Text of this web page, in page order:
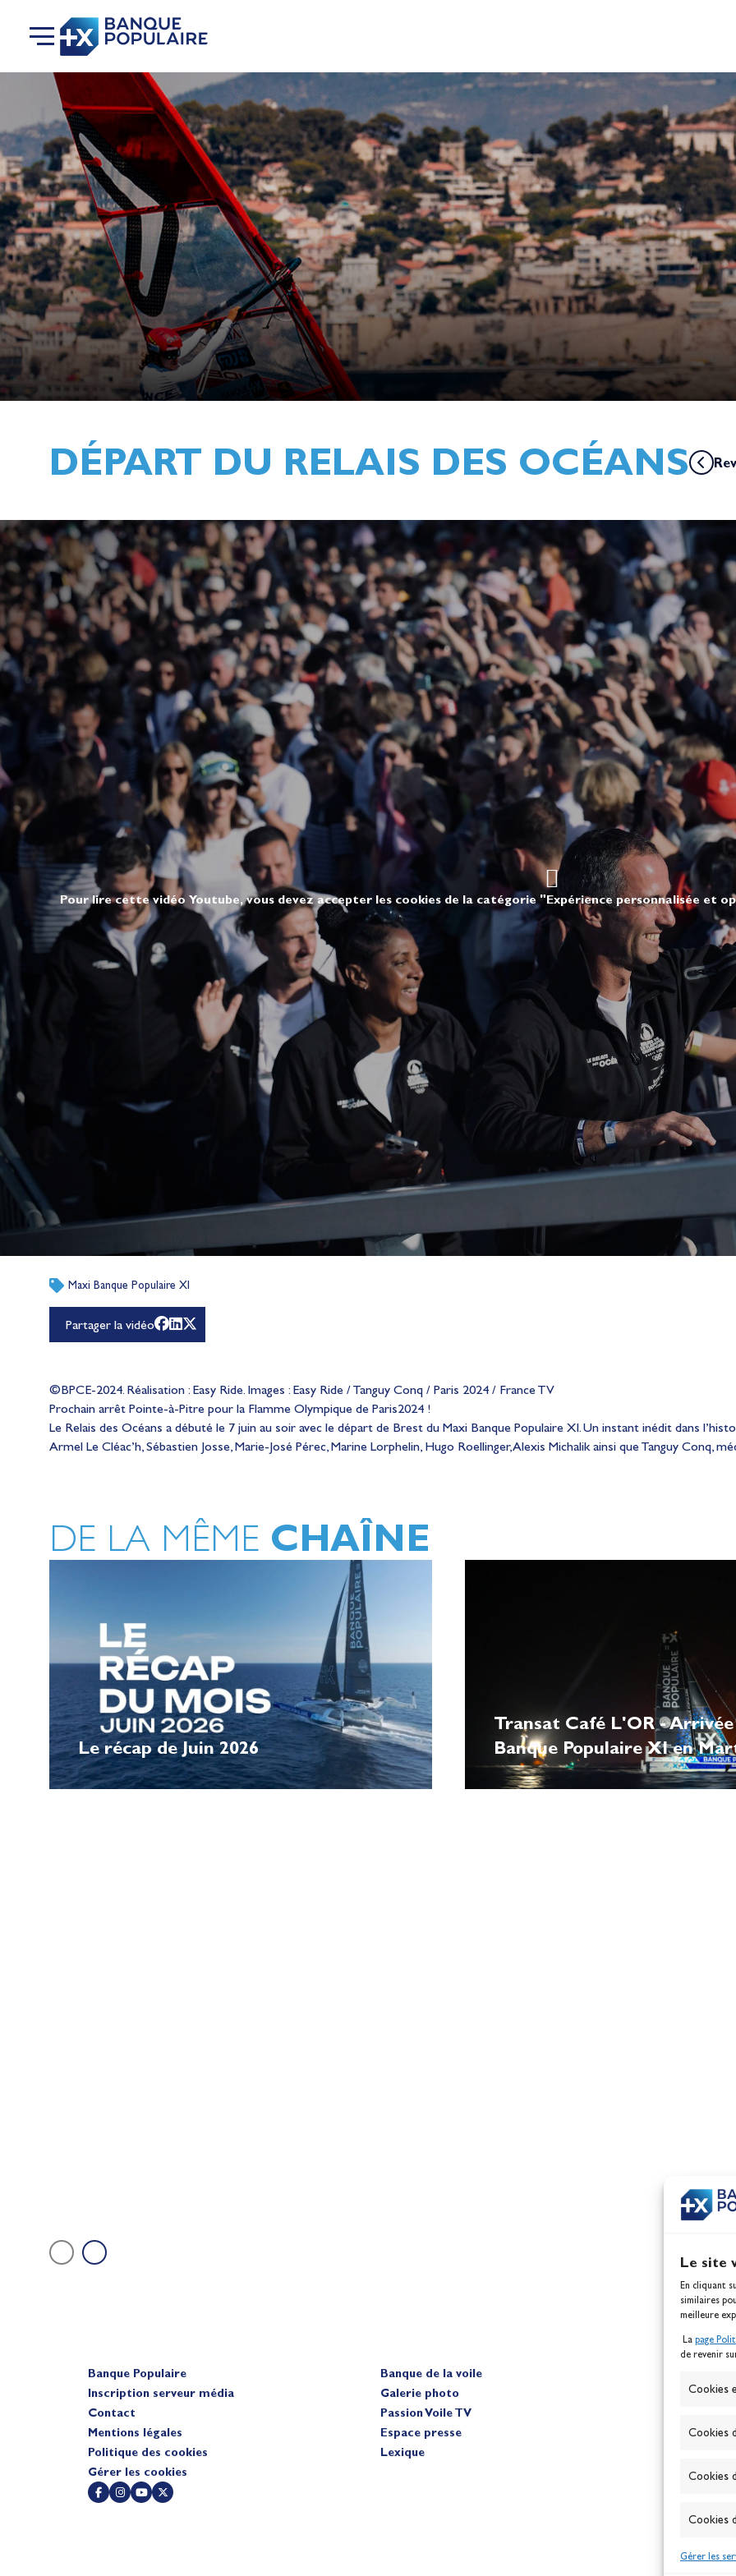
Le site
En cliquant
similaires
meilleure
La page
de revenir
Cookies
Cookies
Cookies
Cookies
Gérer les
DÉPART DU RELAIS DES OCÉANS
Pour lire cette vidéo Youtube, vous devez accepter les cookies de la catégorie "Expérience personnalisée et
Maxi Banque Populaire XI
Partager la vidéo
©BPCE-2024. Réalisation : Easy Ride. Images : Easy Ride / Tanguy Conq / Paris 2024 / France TV
Prochain arrêt Pointe-à-Pitre pour la Flamme Olympique de Paris2024 !
Le Relais des Océans a débuté le 7 juin au soir avec le départ de Brest du Maxi Banque Populaire XI. Un instant inédit dans
Armel Le Cléac’h, Sébastien Josse, Marie-José Pérec, Marine Lorphelin, Hugo Roellinger, Alexis Michalik ainsi que Tanguy Conq,
DE LA MÊME CHAÎNE
Le récap de Juin 2026
Transat Café L'OR -
Banque Populaire XI en
Banque Populaire
Inscription serveur média
Contact
Mentions légales
Politique des cookies
Gérer les cookies
Banque de la voile
Galerie photo
Passion Voile TV
Espace presse
Lexique